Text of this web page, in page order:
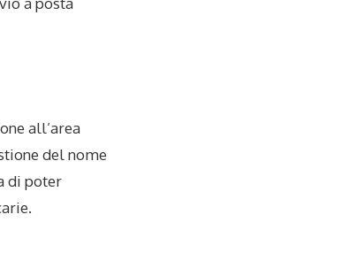
all’area
del nome
di poter